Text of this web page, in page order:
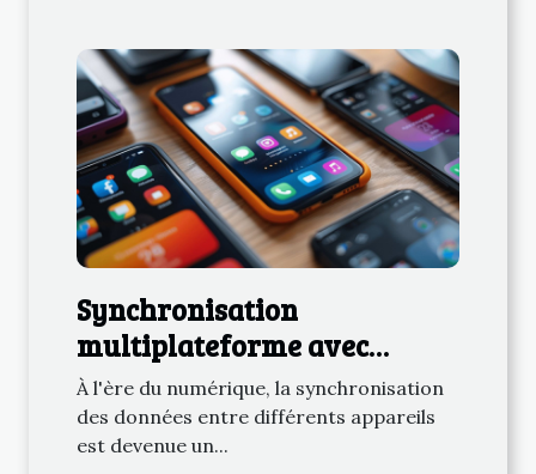
Synchronisation
multiplateforme avec
smartphones découvrez les
applications
incontournables
À l'ère du numérique, la synchronisation
des données entre différents appareils
est devenue un...